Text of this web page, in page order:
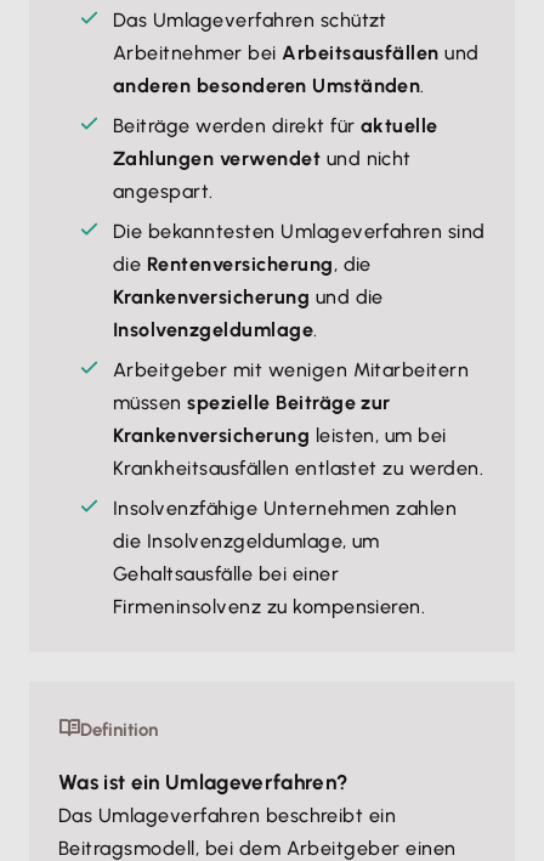
Das Umlageverfahren schützt
Arbeitnehmer beiArbeitsausfällen und
anderen besonderen Umständen.
Beiträge werden direkt für aktuelle
Zahlungen verwendet und nicht
angespart.
Die bekanntesten Umlageverfahren sind
die Rentenversicherung, die
Krankenversicherung und die
Insolvenzgeldumlage.
Arbeitgeber mit wenigen Mitarbeitern
müssenspezielle Beiträge zur
Krankenversicherung leisten, um bei
Krankheitsausfällen entlastet zu werden.
Insolvenzfähige Unternehmen zahlen
die Insolvenzgeldumlage, um
Gehaltsausfälle bei einer
Firmeninsolvenz zu kompensieren.
Definition
Was ist ein Umlageverfahren?
Das Umlageverfahren beschreibt ein
Beitragsmodell, bei dem Arbeitgeber einen